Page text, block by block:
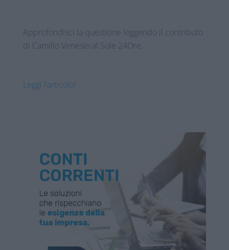
Approfondisci la questione leggendo il contributo
di Camillo Venesio al Sole 24Ore.
Leggi l’articolo!